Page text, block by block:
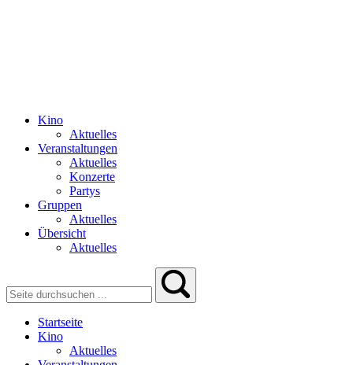
Kino
Aktuelles
Veranstaltungen
Aktuelles
Konzerte
Partys
Gruppen
Aktuelles
Übersicht
Aktuelles
Startseite
Kino
Aktuelles